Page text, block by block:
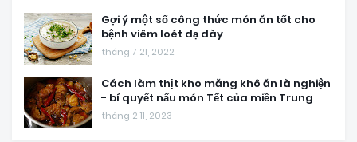
Gợi ý một số công thức món ăn tốt cho
bệnh viêm loét dạ dày
tháng 7 21, 2022
Cách làm thịt kho măng khô ăn là nghiện
- bí quyết nấu món Tết của miền Trung
tháng 2 11, 2023